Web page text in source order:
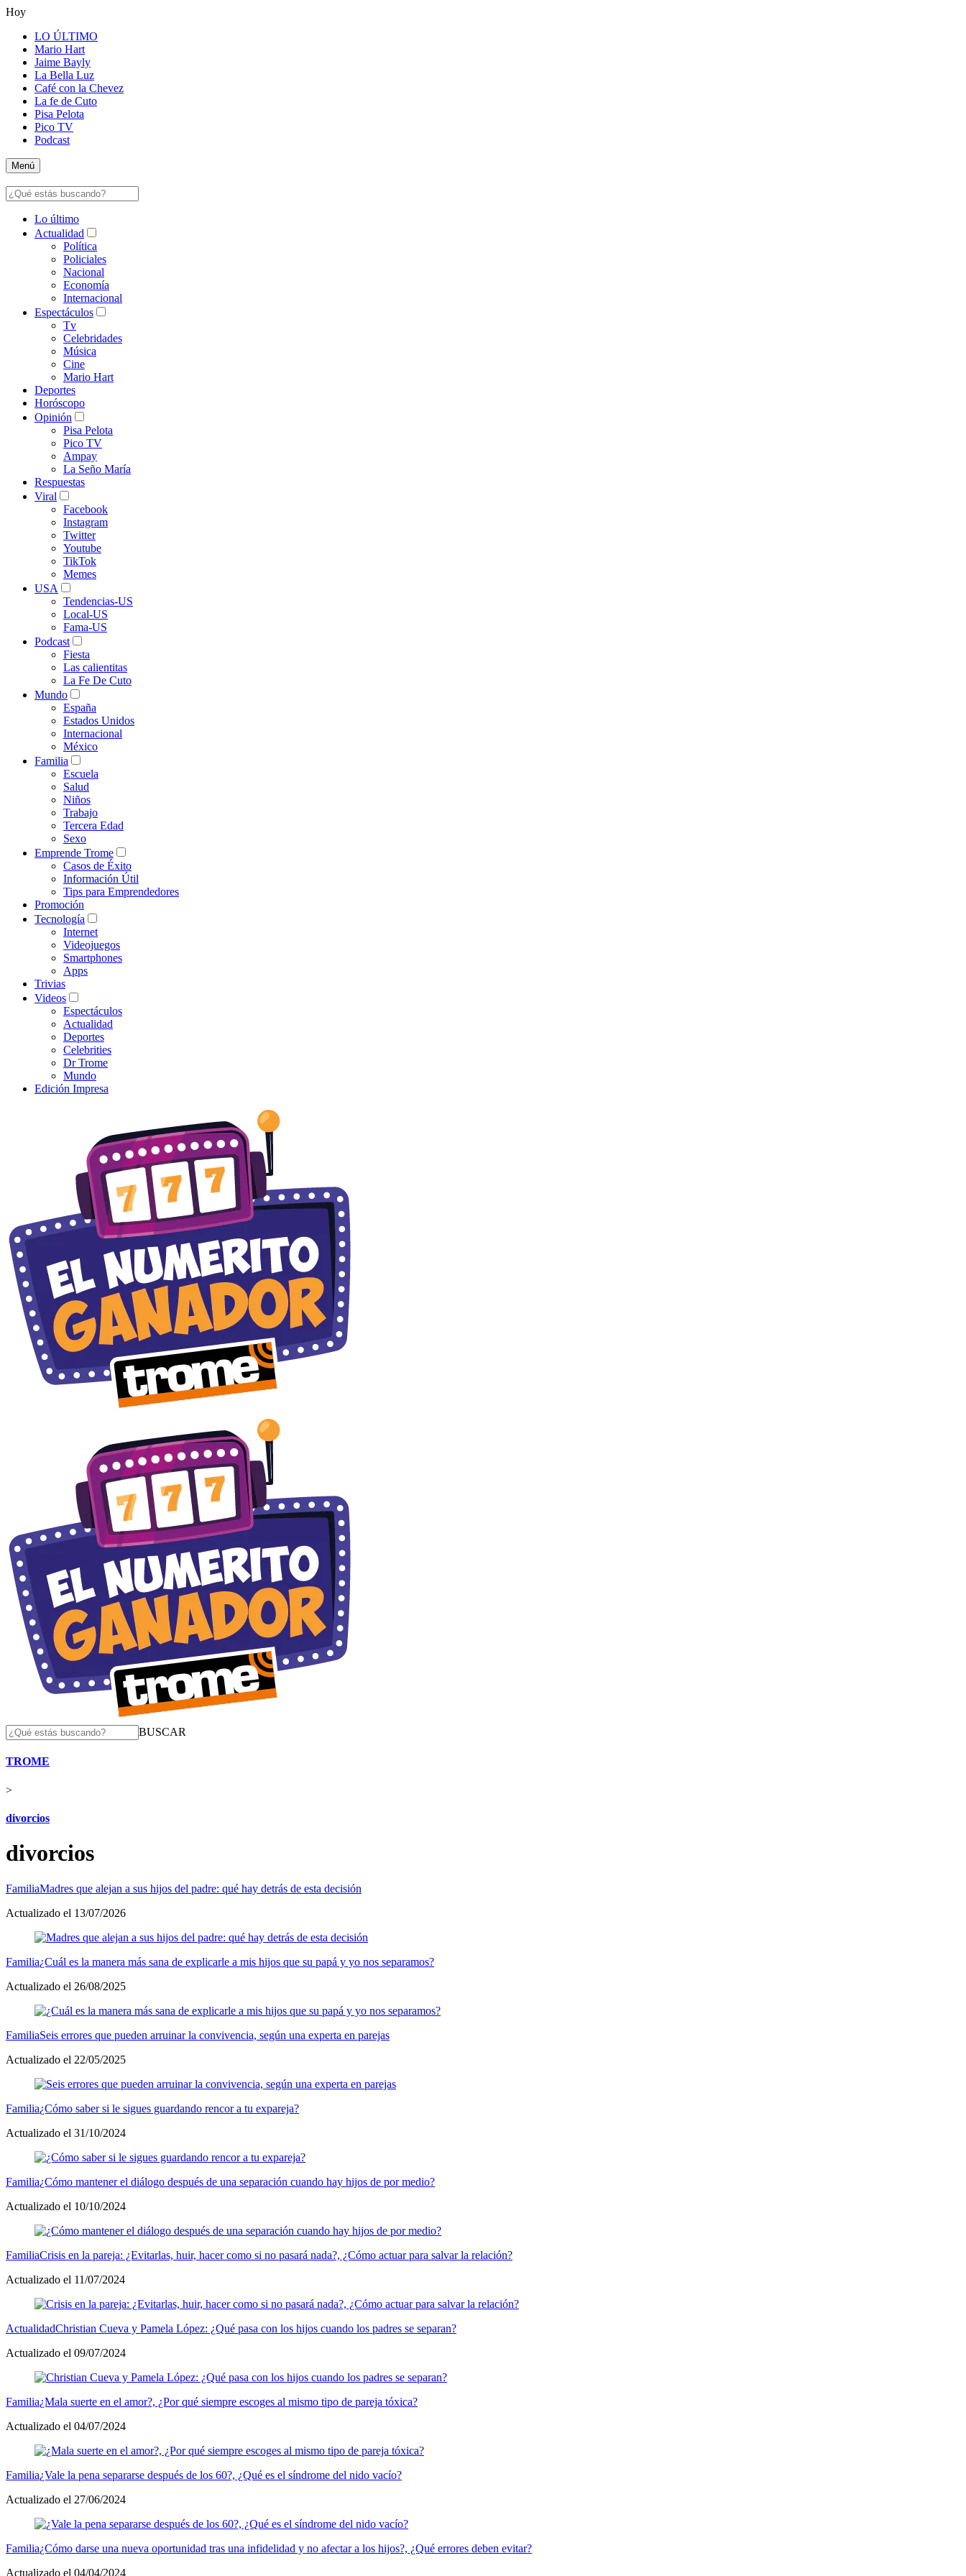
Hoy
LO ÚLTIMO
Mario Hart
Jaime Bayly
La Bella Luz
Café con la Chevez
La fe de Cuto
Pisa Pelota
Pico TV
Podcast
Menú
Lo último
Actualidad
Política
Policiales
Nacional
Economía
Internacional
Espectáculos
Tv
Celebridades
Música
Cine
Mario Hart
Deportes
Horóscopo
Opinión
Pisa Pelota
Pico TV
Ampay
La Seño María
Respuestas
Viral
Facebook
Instagram
Twitter
Youtube
TikTok
Memes
USA
Tendencias-US
Local-US
Fama-US
Podcast
Fiesta
Las calientitas
La Fe De Cuto
Mundo
España
Estados Unidos
Internacional
México
Familia
Escuela
Salud
Niños
Trabajo
Tercera Edad
Sexo
Emprende Trome
Casos de Éxito
Información Útil
Tips para Emprendedores
Promoción
Tecnología
Internet
Videojuegos
Smartphones
Apps
Trivias
Videos
Espectáculos
Actualidad
Deportes
Celebrities
Dr Trome
Mundo
Edición Impresa
BUSCAR
TROME
>
divorcios
divorcios
FamiliaMadres que alejan a sus hijos del padre: qué hay detrás de esta decisión
Actualizado el 13/07/2026
Familia¿Cuál es la manera más sana de explicarle a mis hijos que su papá y yo nos separamos?
Actualizado el 26/08/2025
FamiliaSeis errores que pueden arruinar la convivencia, según una experta en parejas
Actualizado el 22/05/2025
Familia¿Cómo saber si le sigues guardando rencor a tu expareja?
Actualizado el 31/10/2024
Familia¿Cómo mantener el diálogo después de una separación cuando hay hijos de por medio?
Actualizado el 10/10/2024
FamiliaCrisis en la pareja: ¿Evitarlas, huir, hacer como si no pasará nada?, ¿Cómo actuar para salvar la relación?
Actualizado el 11/07/2024
ActualidadChristian Cueva y Pamela López: ¿Qué pasa con los hijos cuando los padres se separan?
Actualizado el 09/07/2024
Familia¿Mala suerte en el amor?, ¿Por qué siempre escoges al mismo tipo de pareja tóxica?
Actualizado el 04/07/2024
Familia¿Vale la pena separarse después de los 60?, ¿Qué es el síndrome del nido vacío?
Actualizado el 27/06/2024
Familia¿Cómo darse una nueva oportunidad tras una infidelidad y no afectar a los hijos?, ¿Qué errores deben evitar?
Actualizado el 04/04/2024